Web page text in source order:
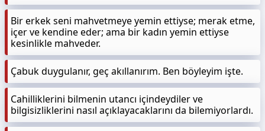
Bir erkek seni mahvetmeye yemin ettiyse; merak etme,
içer ve kendine eder; ama bir kadın yemin ettiyse
kesinlikle mahveder.
Çabuk duygulanır, geç akıllanırım. Ben böyleyim işte.
Cahilliklerini bilmenin utancı içindeydiler ve
bilgisizliklerini nasıl açıklayacaklarını da bilemiyorlardı.